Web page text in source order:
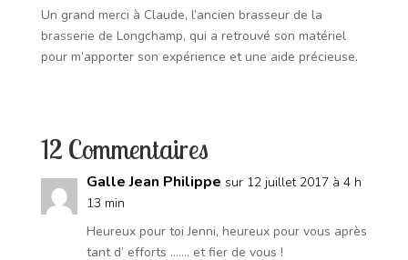
Un grand merci à Claude, l’ancien brasseur de la
brasserie de Longchamp, qui a retrouvé son matériel
pour m’apporter son expérience et une aide précieuse.
12 Commentaires
Galle Jean Philippe sur 12 juillet 2017 à 4 h
13 min
Heureux pour toi Jenni, heureux pour vous après
tant d’ efforts ……. et fier de vous !